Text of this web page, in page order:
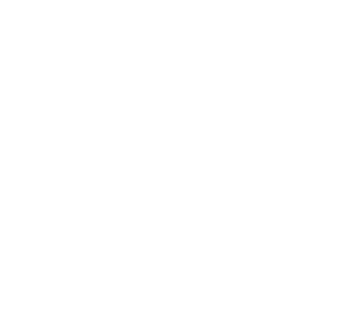
Mars) – Andy Weir
Mars et va tout faire pour
sur Mars ! Très sympathique et
du personnage principale